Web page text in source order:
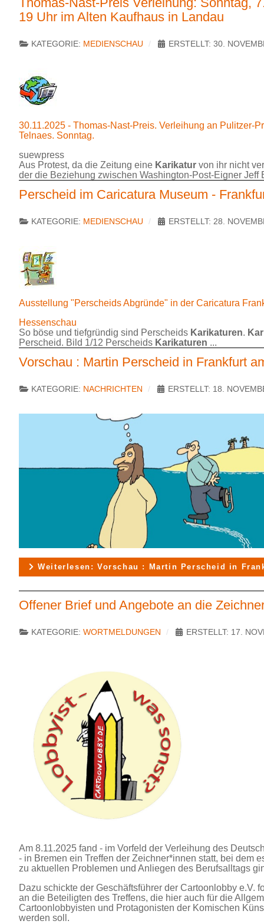
19 Uhr im Alten Kaufhaus in Landau
KATEGORIE: MEDIENSCHAU ERSTELLT: 30.
30.11.2025 - Thomas-Nast-Preis. Verleihung an Pulitzer-
Telnaes. Sonntag.
suewpress
Aus Protest, da die Zeitung eine Karikatur von ihr nicht
der die Beziehung zwischen Washington-Post-Eigner Jeff
Perscheid im Caricatura Museum -
KATEGORIE: MEDIENSCHAU ERSTELLT: 28.
Ausstellung "Perscheids Abgründe" in der Caricatura
Hessenschau
So böse und tiefgründig sind Perscheids Karikaturen.
Perscheid. Bild 1/12 Perscheids Karikaturen ...
Vorschau : Martin Perscheid in Frankfurt
KATEGORIE: NACHRICHTEN ERSTELLT: 18.
Weiterlesen: Vorschau : Martin Perscheid in
Offener Brief und Angebote an die
KATEGORIE: WORTMELDUNGEN ERSTELLT: 17.
Am 8.11.2025 fand - im Vorfeld der Verleihung des
- in Bremen ein Treffen der Zeichner*innen statt, bei dem
zu aktuellen Problemen und Anliegen des Berufsalltags
Dazu schickte der Geschäftsführer der Cartoonlobby e.V.
an die Beteiligten des Treffens, die hier auch für die
Cartoonlobbyisten und Protagonisten der Komischen
werden soll.